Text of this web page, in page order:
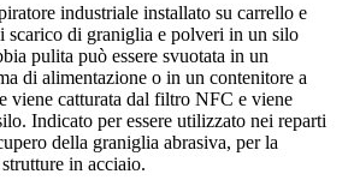
industriale installato su carrello e
scarico di graniglia e polveri in un silo
pulita può essere svuotata in un
di alimentazione o in un contenitore a
viene catturata dal filtro NFC e viene
Indicato per essere utilizzato nei reparti
della graniglia abrasiva, per la
in acciaio.